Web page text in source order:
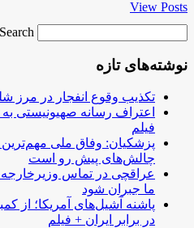
View Posts
Search …
نوشته‌های تازه
تکذیب وقوع انفجار در مرز
اعتراف رسانه صهیونیستی به
فیلم
پزشکیان: وفاق ملی مهم‌ترین
چالش‌های پیش رو است
عراقچی در تماس وزیرخارجه
ما جبران شود
پاشنه آشیل‌های آمریکا؛ از
در برابر ایران + فیلم